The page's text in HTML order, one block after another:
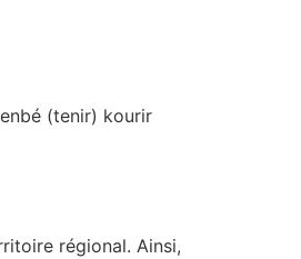
(tenir) kourir
régional. Ainsi,